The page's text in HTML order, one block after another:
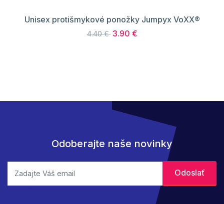
Unisex protišmykové ponožky Jumpyx VoXX®
4.40 € 3.90 €
Odoberajte naše novinky